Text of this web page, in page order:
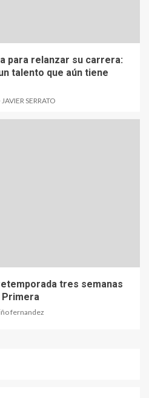
para relanzar su carrera:
talento que aún tiene
SERRATO
tres semanas
Primera
fernandez